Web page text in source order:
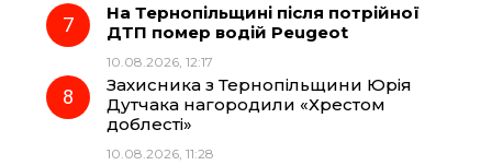
На Тернопільщині після потрійної
ДТП помер водій Peugeot
10.08.2026, 12:17
Захисника з Тернопільщини Юрія
Дутчака нагородили «Хрестом
доблесті»
10.08.2026, 11:28